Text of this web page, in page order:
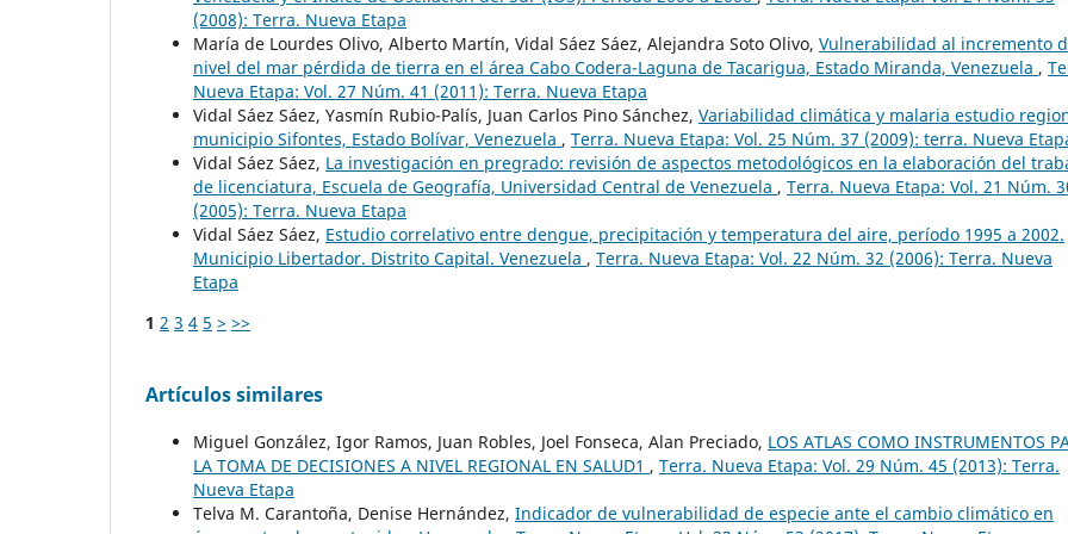
(2008): Terra. Nueva Etapa
María de Lourdes Olivo, Alberto Martín, Vidal Sáez Sáez, Alejandra Soto Olivo, Vulnerabilidad al incremento
nivel del mar pérdida de tierra en el área Cabo Codera-Laguna de Tacarigua, Estado Miranda, Venezuela ,
Nueva Etapa: Vol. 27 Núm. 41 (2011): Terra. Nueva Etapa
Vidal Sáez Sáez, Yasmín Rubio-Palís, Juan Carlos Pino Sánchez, Variabilidad climática y malaria estudio
municipio Sifontes, Estado Bolívar, Venezuela , Terra. Nueva Etapa: Vol. 25 Núm. 37 (2009): terra. Nueva
Vidal Sáez Sáez, La investigación en pregrado: revisión de aspectos metodológicos en la elaboración del
de licenciatura, Escuela de Geografía, Universidad Central de Venezuela , Terra. Nueva Etapa: Vol. 21 Núm.
(2005): Terra. Nueva Etapa
Vidal Sáez Sáez, Estudio correlativo entre dengue, precipitación y temperatura del aire, período 1995 a 2002.
Municipio Libertador. Distrito Capital. Venezuela , Terra. Nueva Etapa: Vol. 22 Núm. 32 (2006): Terra. Nueva
Etapa
1 2 3 4 5 > >>
Artículos similares
Miguel González, Igor Ramos, Juan Robles, Joel Fonseca, Alan Preciado, LOS ATLAS COMO INSTRUMENTOS
LA TOMA DE DECISIONES A NIVEL REGIONAL EN SALUD1 , Terra. Nueva Etapa: Vol. 29 Núm. 45 (2013): Terra.
Nueva Etapa
Telva M. Carantoña, Denise Hernández, Indicador de vulnerabilidad de especie ante el cambio climático en